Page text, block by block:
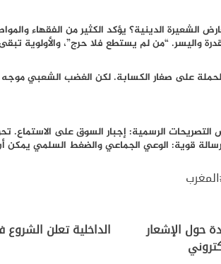
الشعيرة الدينية؟ يؤكد الكثير من الفقهاء
واليسر. “من لم يستطع فلا حرج”، والأولوية تبقى
على صغار الكسابة. لكن الغضب الشعبي موجه
الرسمية: إجبار السوق على الاستماع.
قوية: الوعي الجماعي والضغط السلمي يمكن
حول الإشعار الداخلية تعلن الشروع